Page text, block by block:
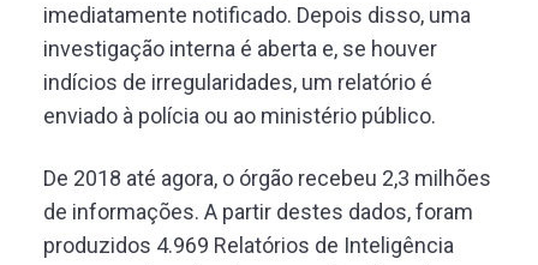
imediatamente notificado. Depois disso, uma
investigação interna é aberta e, se houver
indícios de irregularidades, um relatório é
enviado à polícia ou ao ministério público.
De 2018 até agora, o órgão recebeu 2,3 milhões
de informações. A partir destes dados, foram
produzidos 4.969 Relatórios de Inteligência